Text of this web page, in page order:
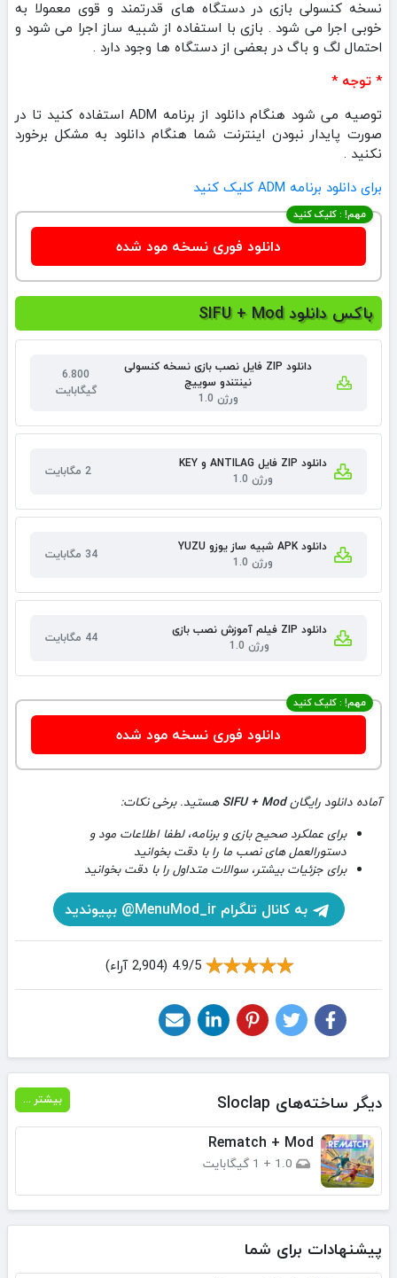
نسخه کنسولی بازی در دستگاه های قدرتمند و قوی معمولا به
خوبی اجرا می شود . بازی با استفاده از شبیه ساز اجرا می شود و
احتمال لگ و باگ در بعضی از دستگاه ها وجود دارد .
* توجه *
توصیه می شود هنگام دانلود از برنامه ADM استفاده کنید تا در
صورت پایدار نبودن اینترنت شما هنگام دانلود به مشکل برخورد
نکنید .
برای دانلود برنامه ADM کلیک کنید
مهم! : کلیک کنید
دانلود فوری نسخه مود شده
باکس دانلود SIFU + Mod
دانلود ZIP فایل نصب بازی نسخه کنسولی
نینتندو سوییچ
ورژن 1.0
6.800
گیگابایت
دانلود ZIP فایل ANTILAG و KEY
ورژن 1.0
2 مگابایت
دانلود APK شبیه ساز یوزو YUZU
ورژن 1.0
34 مگابایت
دانلود ZIP فیلم آموزش نصب بازی
ورژن 1.0
44 مگابایت
مهم! : کلیک کنید
دانلود فوری نسخه مود شده
آماده دانلود رایگانSIFU + Mod هستید. برخی نکات:
برای عملکرد صحیح بازی و برنامه، لطفا اطلاعات مود و
دستورالعمل های نصب ما را با دقت بخوانید
برای جزئیات بیشتر، سوالات متداول را با دقت بخوانید
به کانال تلگرام MenuMod_ir@ بپیوندید
4.9/5 (2,904 آراء)
دیگر ساخته‌های Sloclap بیشتر ...
Rematch + Mod
1.0
+ 1 گیگابایت
پیشنهادات برای شما